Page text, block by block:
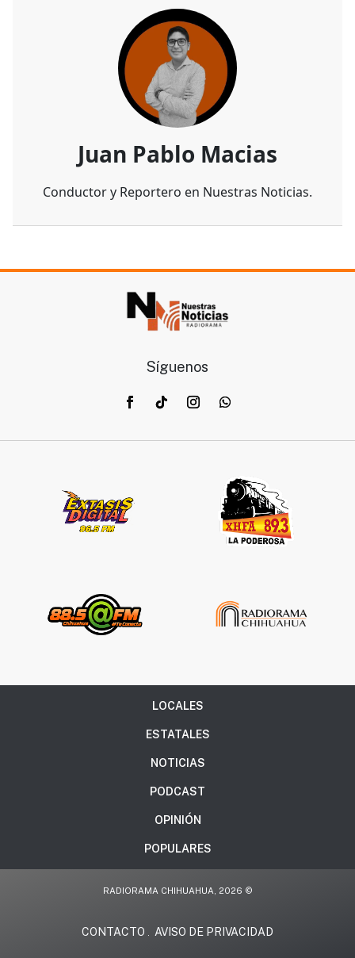
Juan Pablo Macias
Conductor y Reportero en Nuestras Noticias.
Síguenos
LOCALES
ESTATALES
NOTICIAS
PODCAST
OPINIÓN
POPULARES
RADIORAMA CHIHUAHUA, 2026 ©
CONTACTO AVISO DE PRIVACIDAD